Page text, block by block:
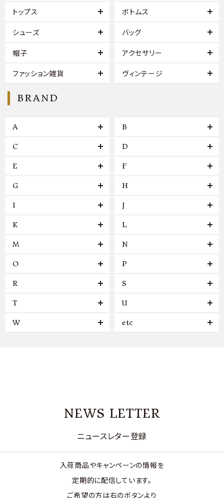
トップス ボトムス
シューズ バッグ
帽子 アクセサリー
ファッション雑貨 ヴィンテージ
BRAND
A B
C D
E F
G H
I J
K L
M N
O P
R S
T U
W etc
NEWS LETTER
ニュースレター登録
入荷商品やキャンペーンの情報を
定期的に配信しています。
ご希望の方は右のボタンより